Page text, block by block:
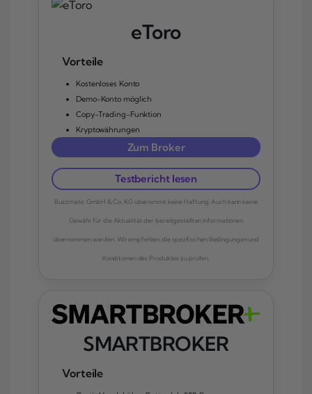
eToro
Vorteile
Kostenloses Konto
Demo-Konto möglich
Copy-Trading-Funktion
Kryptowährungen
Zum Broker
Testbericht lesen
Buzzmatic GmbH & Co. KG übernimmt keine Haftung. Auch kann keine
Gewähr für die Aktualität der bereitgestellten Informationen
übernommen werden. Wir empfehlen, die spezifischen Bedingungen und
Konditionen des Produktes zu prüfen.
SMARTBROKER
Vorteile